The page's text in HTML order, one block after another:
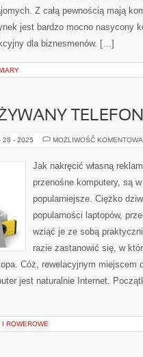
Z całą pewnością mają
jest bardzo mocno nasycony
dla biznesmenów. […]
28 - 2025 MOŻLIWOŚĆ
Jak nakręcić własną
przenośne komputery, są
popularniejsze. Ciężko
popularności laptopów,
wziąć je ze sobą
razie zastanowić się, w
Cóż, rewelacyjnym miejscem
jest naturalnie Internet.
ROWEROWE